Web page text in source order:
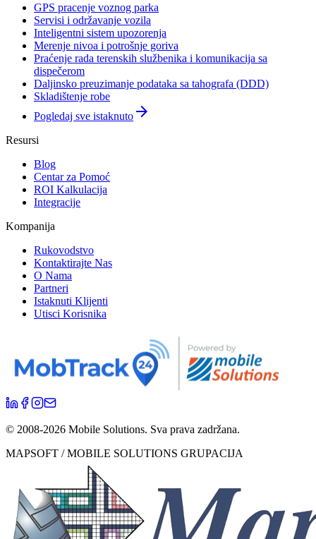
GPS pracenje voznog parka
Servisi i održavanje vozila
Inteligentni sistem upozorenja
Merenje nivoa i potrošnje goriva
Praćenje rada terenskih službenika i komunikacija sa
dispečerom
Daljinsko preuzimanje podataka sa tahografa (DDD)
Skladištenje robe
Pogledaj sve istaknuto arrow_forward
Resursi
Blog
Centar za Pomoć
ROI Kalkulacija
Integracije
Kompanija
Rukovodstvo
Kontaktirajte Nas
O Nama
Partneri
Istaknuti Klijenti
Utisci Korisnika
© 2008-2026 Mobile Solutions. Sva prava zadržana.
MAPSOFT / MOBILE SOLUTIONS GRUPACIJA